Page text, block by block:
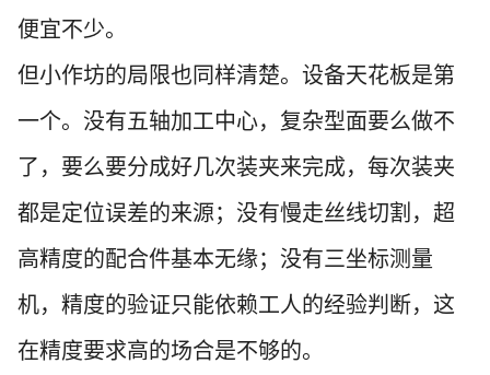
便宜不少。
但小作坊的局限也同样清楚。设备天花板是第
一个。没有五轴加工中心，复杂型面要么做不
了，要么要分成好几次装夹来完成，每次装夹
都是定位误差的来源；没有慢走丝线切割，超
高精度的配合件基本无缘；没有三坐标测量
机，精度的验证只能依赖工人的经验判断，这
在精度要求高的场合是不够的。